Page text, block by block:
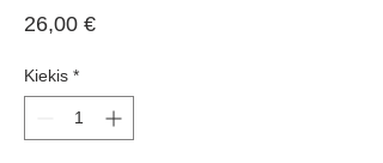
26,00 €Price
Kiekis *